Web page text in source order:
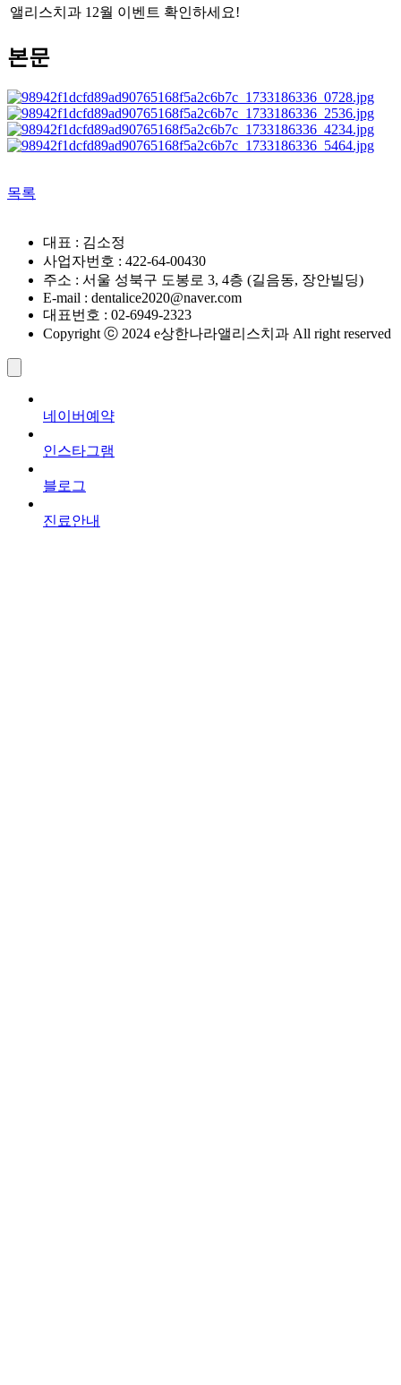
앨리스치과 12월 이벤트 확인하세요!
본문
목록
대표 : 김소정
사업자번호 : 422-64-00430
주소 : 서울 성북구 도봉로 3, 4층 (길음동, 장안빌딩)
E-mail : dentalice2020@naver.com
대표번호 : 02-6949-2323
Copyright ⓒ 2024 e상한나라앨리스치과 All right reserved
네이버예약
인스타그램
블로그
진료안내